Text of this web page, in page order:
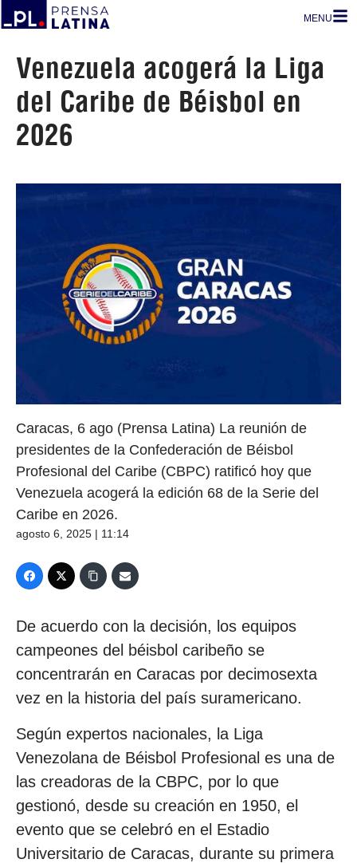
MENU
Venezuela acogerá la Liga
del Caribe de Béisbol en
2026
Caracas, 6 ago (Prensa Latina) La reunión de
presidentes de la Confederación de Béisbol
Profesional del Caribe (CBPC) ratificó hoy que
Venezuela acogerá la edición 68 de la Serie del
Caribe en 2026.
agosto 6, 2025 | 11:14
De acuerdo con la decisión, los equipos
campeones del béisbol caribeño se
concentrarán en Caracas por decimosexta
vez en la historia del país suramericano.
Según expertos nacionales, la Liga
Venezolana de Béisbol Profesional es una de
las creadoras de la CBPC, por lo que
gestionó, desde su creación en 1950, el
evento que se celebró en el Estadio
Universitario de Caracas, durante su primera